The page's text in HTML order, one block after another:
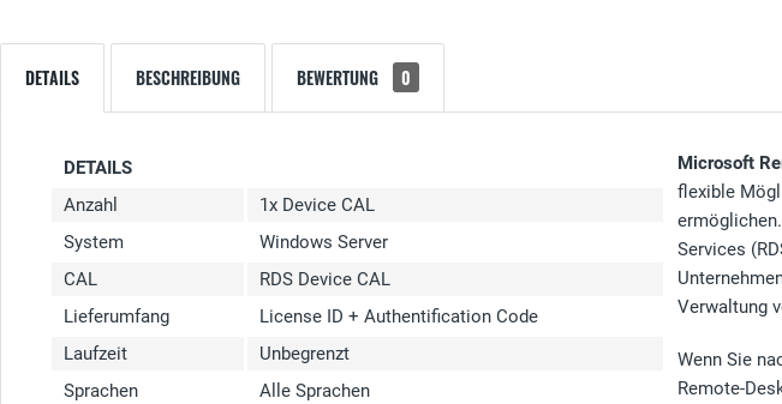
DETAILS BESCHREIBUNG BEWERTUNG 0
DETAILS
Anzahl
1x Device CAL
System
Windows Server
CAL
RDS Device CAL
Lieferumfang
License ID + Authentification Code
Laufzeit
Unbegrenzt
Sprachen
Alle Sprachen
Microsoft
flexible
Services
Verwaltung
Wenn Sie
Remote-